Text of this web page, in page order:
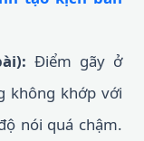
Điểm gãy ở
không khớp với
nói quá chậm.